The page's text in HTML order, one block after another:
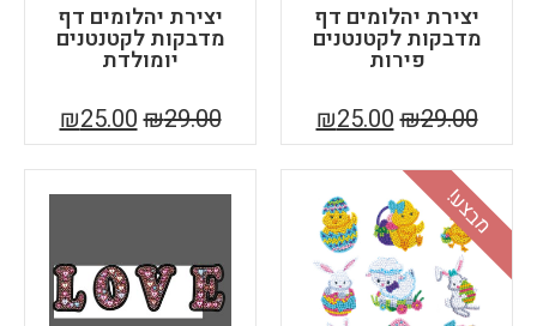
יצירת יהלומים דף
מדבקות לקטנטנים
פירות
₪29.00
₪25.00
יצירת יהלומים דף
מדבקות לקטנטנים
יומולדת
₪29.00
₪25.00